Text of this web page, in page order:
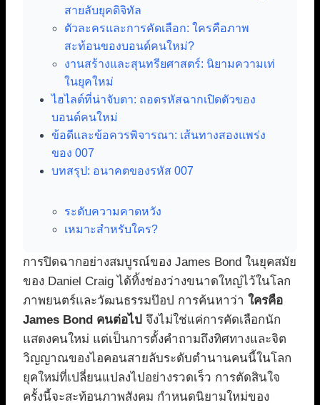
สายลับยุคดิจิทัล
ตัวละครและการคัดเลือก: ใครคือภาพ
สะท้อนของบอนด์คนใหม่?
งานสร้างและสุนทรียศาสตร์: นิยามความเท่
ในยุคใหม่
ไฮไลต์ที่น่าจับตา: ถอดรหัสฉากเปิดตัวของ
บอนด์คนใหม่
ข้อดีและข้อควรพิจารณา: เส้นทางสองแพร่ง
ของ 007
บทสรุป: อนาคตของรหัส 007
ระดับความคาดหวัง
เหมาะสำหรับใคร?
การปิดฉากอย่างสมบูรณ์ของ James Bond ในยุคสมัย
ของ Daniel Craig ได้ทิ้งช่องว่างขนาดใหญ่ไว้ในโลก
ภาพยนตร์และวัฒนธรรมป๊อป การค้นหาว่า ใครคือ
James Bond คนต่อไป จึงไม่ใช่แค่การคัดเลือกนัก
แสดงคนใหม่ แต่เป็นการตั้งคำถามถึงทิศทางและจิต
วิญญาณของไอคอนสายลับระดับตำนานคนนี้ในโลก
ยุคใหม่ที่เปลี่ยนแปลงไปอย่างรวดเร็ว การตัดสินใจ
ครั้งนี้จะสะท้อนภาพสังคม กำหนดนิยามใหม่ของ